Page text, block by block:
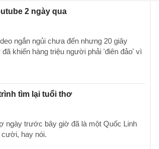
2 ngày qua
ngắn ngủi chưa đến nhưng 20 giây
khiến hàng triệu người phải 'điên đảo' vì
tìm lại tuổi thơ
ngày trước bây giờ đã là một Quốc Linh
cười, hay nói.